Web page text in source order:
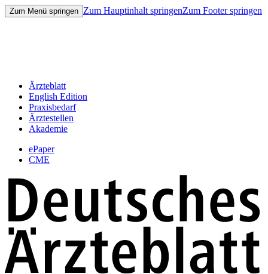
Zum Menü springen Zum Hauptinhalt springenZum Footer springen
Ärzteblatt
English Edition
Praxisbedarf
Ärztestellen
Akademie
ePaper
CME